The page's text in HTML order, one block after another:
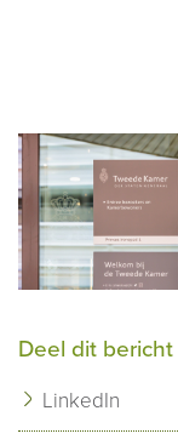
Deel dit bericht
LinkedIn